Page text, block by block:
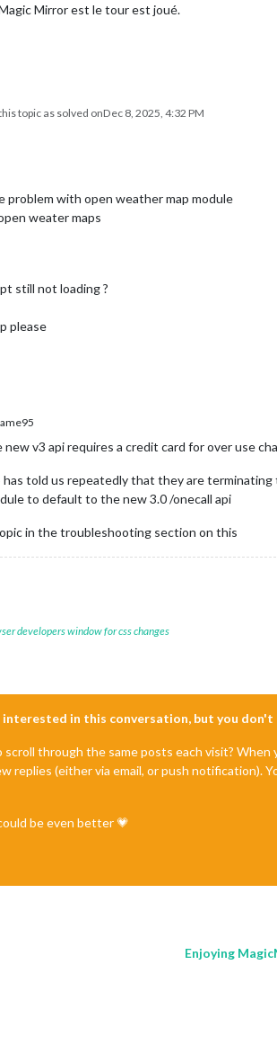
Mirror est le tour est joué.
topic as solved onDec 8, 2025, 4:32 PM
problem with open weather map module
weater maps
still not loading ?
please
new v3 api requires a credit card for over use
told us repeatedly that they are terminating
to default to the new 3.0 /onecall api
in the troubleshooting section on this
developers window for css changes
in this conversation, but you don't
through the same posts each visit?
replies (either via email, or push notification).
be even better 💗
Enjoying